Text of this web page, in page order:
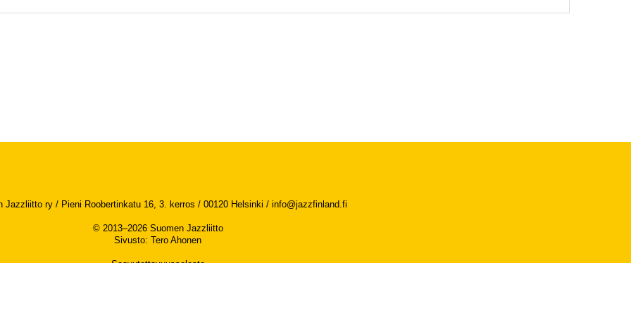
Jazzliitto ry / Pieni Roobertinkatu 16, 3. kerros / 00120 Helsinki / info@jazzfinland.fi
© 2013–2026 Suomen Jazzliitto
Sivusto: Tero Ahonen
Saavutettavuusseloste